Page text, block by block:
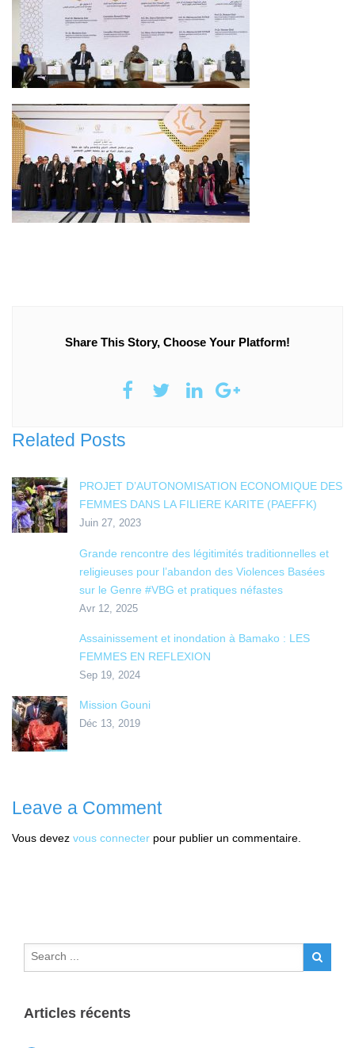
Share This Story, Choose Your Platform!
Related Posts
PROJET D’AUTONOMISATION ECONOMIQUE DES
FEMMES DANS LA FILIERE KARITE (PAEFFK)
Juin 27, 2023
Grande rencontre des légitimités traditionnelles et
religieuses pour l’abandon des Violences Basées
sur le Genre #VBG et pratiques néfastes
Avr 12, 2025
Assainissement et inondation à Bamako : LES
FEMMES EN REFLEXION
Sep 19, 2024
Mission Gouni
Déc 13, 2019
Leave a Comment
Vous devez vous connecter pour publier un commentaire.
Articles récents